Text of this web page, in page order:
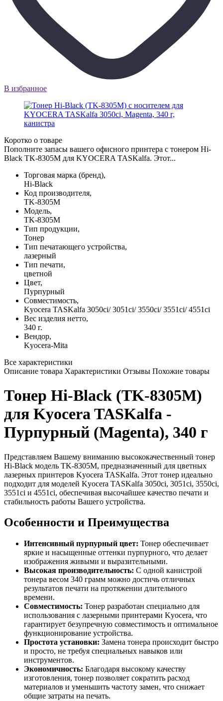
В избранное
Коротко о товаре
Пополните запасы вашего офисного принтера с тонером Hi-
Black TK-8305M для KYOCERA TASKalfa. Этот...
Торговая марка (бренд),
Hi-Black
Код производителя,
TK-8305M
Модель,
TK-8305M
Тип продукции,
Тонер
Тип печатающего устройства,
лазерный
Тип печати,
цветной
Цвет,
Пурпурный
Совместимость,
Kyocera TASKalfa 3050ci/ 3051ci/ 3550ci/ 3551ci/ 4551ci
Вес изделия нетто,
340 г.
Вендор,
Kyocera-Mita
Все характеристики
Описание товара Характеристики Отзывы Похожие товары
Тонер Hi-Black (TK-8305M)
для Kyocera TASKalfa -
Пурпурный (Magenta), 340 г
Представляем Вашему вниманию высококачественный тонер
Hi-Black модель TK-8305M, предназначенный для цветных
лазерных принтеров Kyocera TASKalfa. Этот тонер идеально
подходит для моделей Kyocera TASKalfa 3050ci, 3051ci, 3550ci,
3551ci и 4551ci, обеспечивая высочайшее качество печати и
стабильность работы Вашего устройства.
Особенности и Преимущества
Интенсивный пурпурный цвет: Тонер обеспечивает
яркие и насыщенные оттенки пурпурного, что делает
изображения живыми и выразительными.
Высокая производительность: С одной канистрой
тонера весом 340 грамм можно достичь отличных
результатов печати на протяжении длительного
времени.
Совместимость: Тонер разработан специально для
использования с лазерными принтерами Kyocera, что
гарантирует безупречную совместимость и оптимальное
функционирование устройства.
Простота установки: Замена тонера происходит быстро
и просто, не требуя специальных навыков или
инструментов.
Экономичность: Благодаря высокому качеству
изготовления, тонер позволяет сократить расход
материалов и уменьшить частоту замен, что снижает
общие затраты на печать.